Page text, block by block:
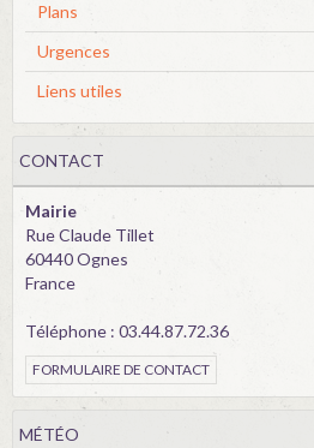
Plans
Urgences
Liens utiles
CONTACT
Mairie
Rue Claude Tillet
60440 Ognes
France
Téléphone : 03.44.87.72.36
FORMULAIRE DE CONTACT
MÉTÉO